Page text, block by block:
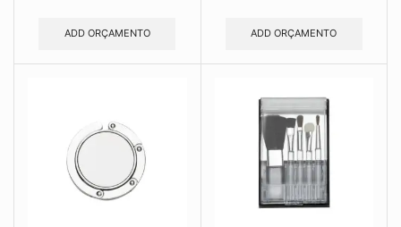
ADD ORÇAMENTO ADD ORÇAMENTO